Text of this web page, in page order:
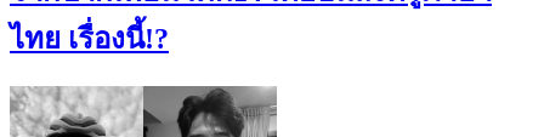
ไทย เรื่องนี้!?